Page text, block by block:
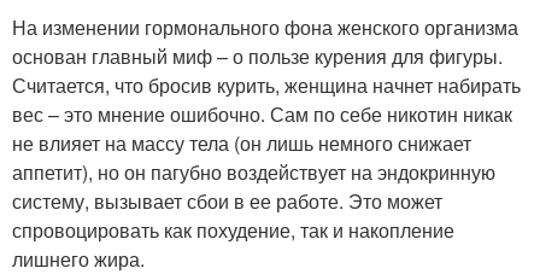
На изменении гормонального фона женского организма
основан главный миф – о пользе курения для фигуры.
Считается, что бросив курить, женщина начнет набирать
вес – это мнение ошибочно. Сам по себе никотин никак
не влияет на массу тела (он лишь немного снижает
аппетит), но он пагубно воздействует на эндокринную
систему, вызывает сбои в ее работе. Это может
спровоцировать как похудение, так и накопление
лишнего жира.